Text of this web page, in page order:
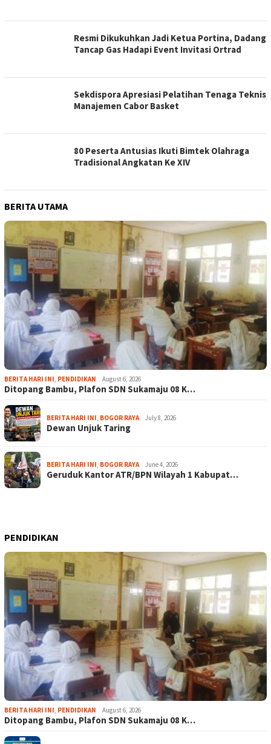
Resmi Dikukuhkan Jadi Ketua Portina, Dadang
Tancap Gas Hadapi Event Invitasi Ortrad
Sekdispora Apresiasi Pelatihan Tenaga Teknis
Manajemen Cabor Basket
80 Peserta Antusias Ikuti Bimtek Olahraga
Tradisional Angkatan Ke XIV
BERITA UTAMA
BERITA HARI INI, PENDIDIKAN August 6, 2026
Ditopang Bambu, Plafon SDN Sukamaju 08 K…
BERITA HARI INI, BOGOR RAYA July 8, 2026
Dewan Unjuk Taring
BERITA HARI INI, BOGOR RAYA June 4, 2026
Geruduk Kantor ATR/BPN Wilayah 1 Kabupat…
PENDIDIKAN
BERITA HARI INI, PENDIDIKAN August 6, 2026
Ditopang Bambu, Plafon SDN Sukamaju 08 K…